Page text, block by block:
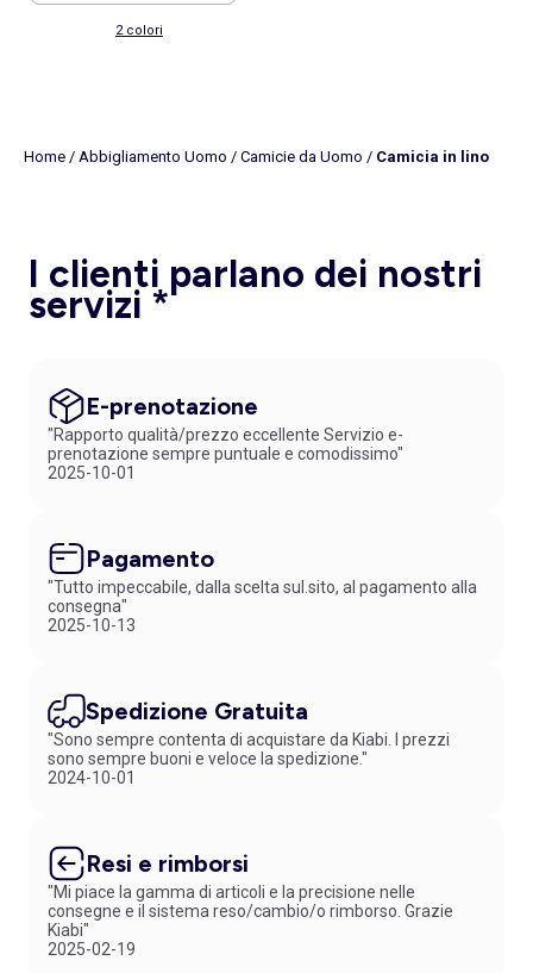
2 colori
Home / Abbigliamento Uomo / Camicie da Uomo / Camicia in lino
I clienti parlano dei nostri
servizi *
E-prenotazione
"Rapporto qualità/prezzo eccellente Servizio e-
prenotazione sempre puntuale e comodissimo"
2025-10-01
Pagamento
"Tutto impeccabile, dalla scelta sul.sito, al pagamento alla
consegna"
2025-10-13
Spedizione Gratuita
"Sono sempre contenta di acquistare da Kiabi. I prezzi
sono sempre buoni e veloce la spedizione."
2024-10-01
Resi e rimborsi
"Mi piace la gamma di articoli e la precisione nelle
consegne e il sistema reso/cambio/o rimborso. Grazie
Kiabi"
2025-02-19